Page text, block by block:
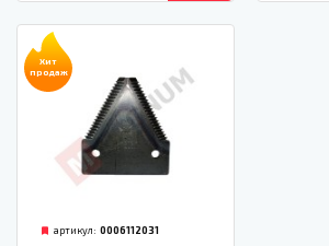
Хит
продаж
артикул: 0006112031